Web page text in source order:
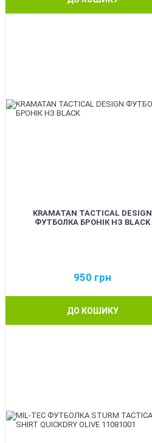
KRAMATAN TACTICAL DESIGN
ФУТБОЛКА БРОНІК НЗ BLACK
950 грн
ДО КОШИКУ